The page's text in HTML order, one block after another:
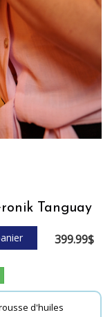
Tanguay
399.99$
d'huiles